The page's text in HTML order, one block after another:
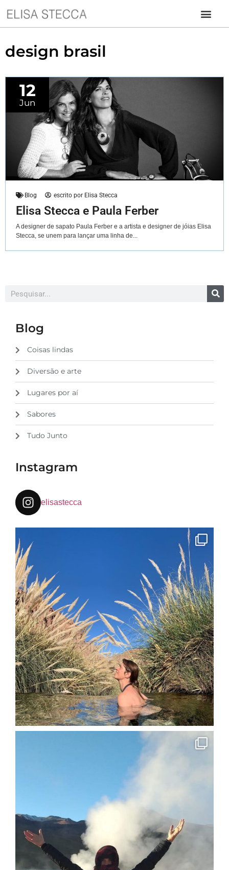
design brasil
Blog escrito por Elisa Stecca
Elisa Stecca e Paula Ferber
A designer de sapato Paula Ferber e a artista e designer de jóias Elisa
Stecca, se unem para lançar uma linha de...
12
Jun
Blog
Coisas lindas
Diversão e arte
Lugares por aí
Sabores
Tudo Junto
Instagram
elisastecca